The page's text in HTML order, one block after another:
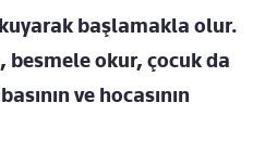
başlamakla olur.
besmele okur, çocuk da
ve hocasının